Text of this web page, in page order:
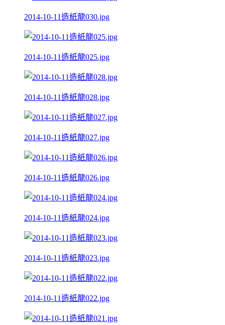
2014-10-11造紙龍030.jpg
2014-10-11造紙龍025.jpg
2014-10-11造紙龍028.jpg
2014-10-11造紙龍027.jpg
2014-10-11造紙龍026.jpg
2014-10-11造紙龍024.jpg
2014-10-11造紙龍023.jpg
2014-10-11造紙龍022.jpg